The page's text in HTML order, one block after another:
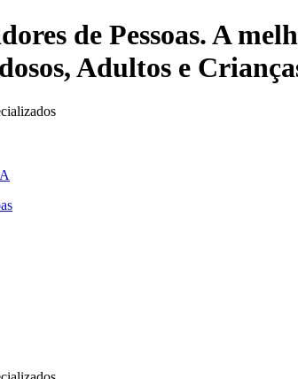
de Pessoas. A
Adultos e